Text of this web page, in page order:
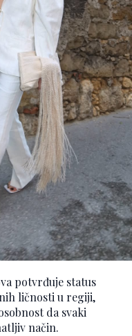
potvrđuje status
ličnosti u regiji,
da svaki
način.